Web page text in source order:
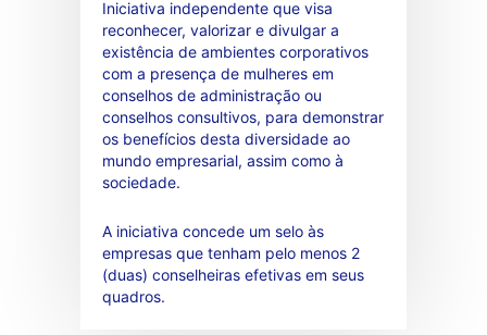
Iniciativa independente que visa
reconhecer, valorizar e divulgar a
existência de ambientes corporativos
com a presença de mulheres em
conselhos de administração ou
conselhos consultivos, para demonstrar
os benefícios desta diversidade ao
mundo empresarial, assim como à
sociedade.
A iniciativa concede um selo às
empresas que tenham pelo menos 2
(duas) conselheiras efetivas em seus
quadros.